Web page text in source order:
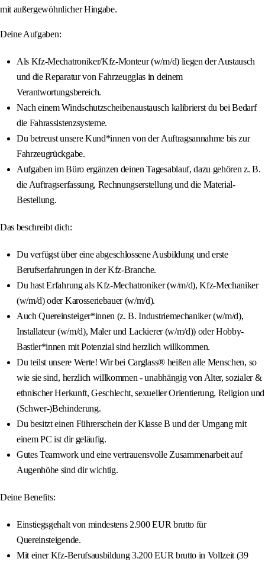
mit außergewöhnlicher Hingabe.
Deine Aufgaben:
Als Kfz-Mechatroniker/Kfz-Monteur (w/m/d) liegen der Austausch
und die Reparatur von Fahrzeugglas in deinem
Verantwortungsbereich.
Nach einem Windschutzscheibenaustausch kalibrierst du bei Bedarf
die Fahrassistenzsysteme.
Du betreust unsere Kund*innen von der Auftragsannahme bis zur
Fahrzeugrückgabe.
Aufgaben im Büro ergänzen deinen Tagesablauf, dazu gehören z. B.
die Auftragserfassung, Rechnungserstellung und die Material-
Bestellung.
Das beschreibt dich:
Du verfügst über eine abgeschlossene Ausbildung und erste
Berufserfahrungen in der Kfz-Branche.
Du hast Erfahrung als Kfz-Mechatroniker (w/m/d), Kfz-Mechaniker
(w/m/d) oder Karosseriebauer (w/m/d).
Auch Quereinsteiger*innen (z. B. Industriemechaniker (w/m/d),
Installateur (w/m/d), Maler und Lackierer (w/m/d)) oder Hobby-
Bastler*innen mit Potenzial sind herzlich willkommen.
Du teilst unsere Werte! Wir bei Carglass® heißen alle Menschen, so
wie sie sind, herzlich willkommen - unabhängig von Alter, sozialer &
ethnischer Herkunft, Geschlecht, sexueller Orientierung, Religion und
(Schwer-)Behinderung.
Du besitzt einen Führerschein der Klasse B und der Umgang mit
einem PC ist dir geläufig.
Gutes Teamwork und eine vertrauensvolle Zusammenarbeit auf
Augenhöhe sind dir wichtig.
Deine Benefits:
Einstiegsgehalt von mindestens 2.900 EUR brutto für
Quereinsteigende.
Mit einer Kfz-Berufsausbildung 3.200 EUR brutto in Vollzeit (39